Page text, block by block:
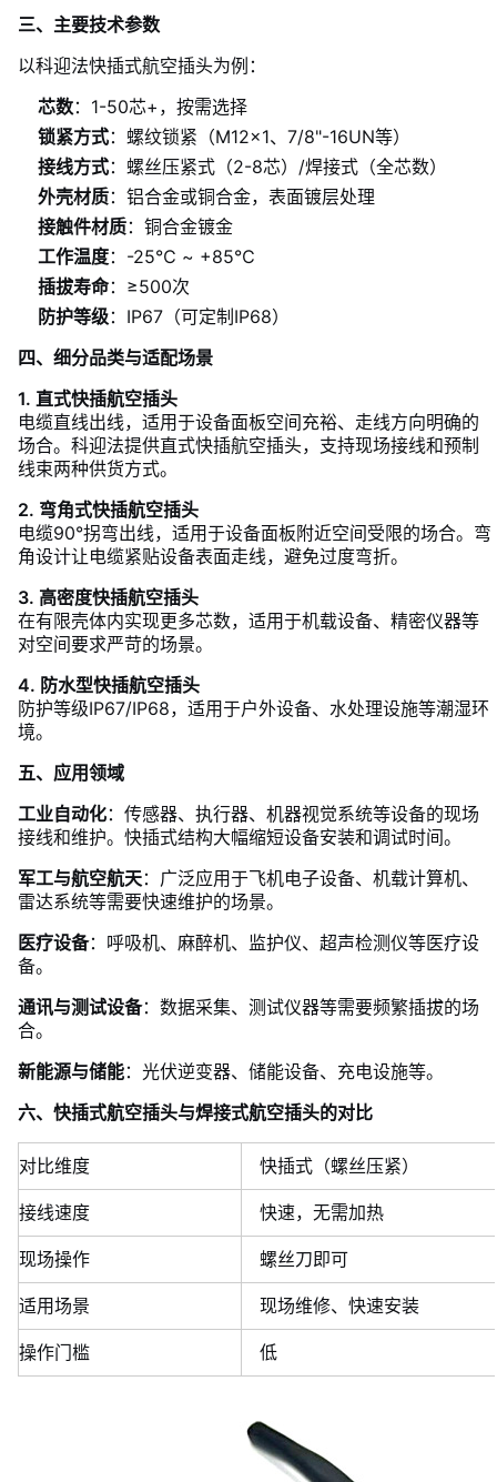
三、主要技术参数
以科迎法快插式航空插头为例：
芯数：1-50芯+，按需选择
锁紧方式：螺纹锁紧（M12×1、7/8"-16UN等）
接线方式：螺丝压紧式（2-8芯）/焊接式（全芯数）
外壳材质：铝合金或铜合金，表面镀层处理
接触件材质：铜合金镀金
工作温度：-25℃ ~ +85℃
插拔寿命：≥500次
防护等级：IP67（可定制IP68）
四、细分品类与适配场景
1. 直式快插航空插头
电缆直线出线，适用于设备面板空间充裕、走线方向明确的
场合。科迎法提供直式快插航空插头，支持现场接线和预制
线束两种供货方式。
2. 弯角式快插航空插头
电缆90°拐弯出线，适用于设备面板附近空间受限的场合。弯
角设计让电缆紧贴设备表面走线，避免过度弯折。
3. 高密度快插航空插头
在有限壳体内实现更多芯数，适用于机载设备、精密仪器等
对空间要求严苛的场景。
4. 防水型快插航空插头
防护等级IP67/IP68，适用于户外设备、水处理设施等潮湿环
境。
五、应用领域
工业自动化：传感器、执行器、机器视觉系统等设备的现场
接线和维护。快插式结构大幅缩短设备安装和调试时间。
军工与航空航天：广泛应用于飞机电子设备、机载计算机、
雷达系统等需要快速维护的场景。
医疗设备：呼吸机、麻醉机、监护仪、超声检测仪等医疗设
备。
通讯与测试设备：数据采集、测试仪器等需要频繁插拔的场
合。
新能源与储能：光伏逆变器、储能设备、充电设施等。
六、快插式航空插头与焊接式航空插头的对比
对比维度 快插式（螺丝压紧）
接线速度 快速，无需加热
现场操作 螺丝刀即可
适用场景 现场维修、快速安装
操作门槛 低